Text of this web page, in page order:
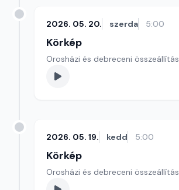
2026. 05. 20. szerda 5:00
Körkép
Orosházi és debreceni összeállítás
2026. 05. 19. kedd 5:00
Körkép
Orosházi és debreceni összeállítás